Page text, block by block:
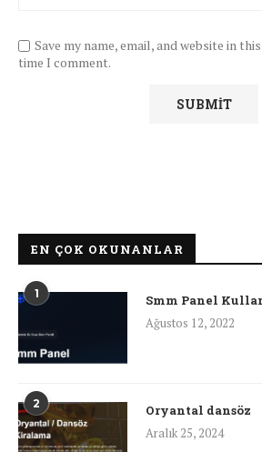
Save my name, email, and website in
time I comment.
EN ÇOK OKUNANLAR
1
Smm Panel
Ağustos 12, 2022
2
Oryantal dansöz
Aralık 25, 2024